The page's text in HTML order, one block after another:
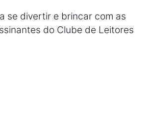
se divertir e brincar com as
do Clube de Leitores